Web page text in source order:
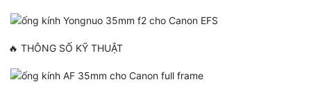
🔥 THÔNG SỐ KỸ THUẬT